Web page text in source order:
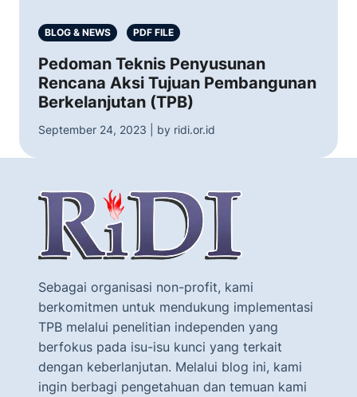
BLOG & NEWS PDF FILE
Pedoman Teknis Penyusunan
Rencana Aksi Tujuan Pembangunan
Berkelanjutan (TPB)
September 24, 2023 | by ridi.or.id
Sebagai organisasi non-profit, kami
berkomitmen untuk mendukung implementasi
TPB melalui penelitian independen yang
berfokus pada isu-isu kunci yang terkait
dengan keberlanjutan. Melalui blog ini, kami
ingin berbagi pengetahuan dan temuan kami